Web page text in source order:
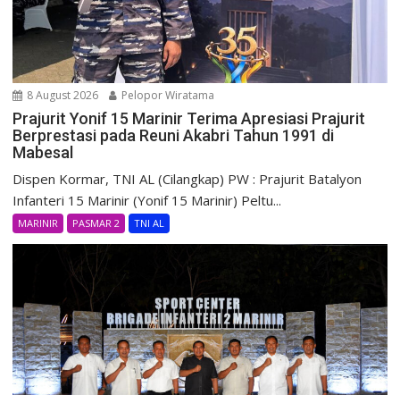
8 August 2026 Pelopor Wiratama
Prajurit Yonif 15 Marinir Terima Apresiasi Prajurit
Berprestasi pada Reuni Akabri Tahun 1991 di
Mabesal
Dispen Kormar, TNI AL (Cilangkap) PW : Prajurit Batalyon
Infanteri 15 Marinir (Yonif 15 Marinir) Peltu...
MARINIR PASMAR 2 TNI AL